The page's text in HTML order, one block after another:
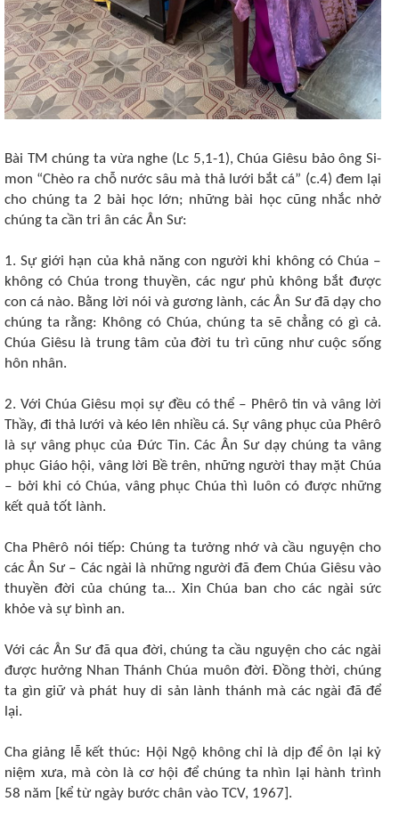
Bài TM chúng ta vừa nghe (Lc 5,1-1), Chúa Giêsu bảo ông Si-
mon “Chèo ra chỗ nước sâu mà thả lưới bắt cá” (c.4) đem lại
cho chúng ta 2 bài học lớn; những bài học cũng nhắc nhở
chúng ta cần tri ân các Ân Sư:
1. Sự giới hạn của khả năng con người khi không có Chúa ‒
không có Chúa trong thuyền, các ngư phủ không bắt được
con cá nào. Bằng lời nói và gương lành, các Ân Sư đã dạy cho
chúng ta rằng: Không có Chúa, chúng ta sẽ chẳng có gì cả.
Chúa Giêsu là trung tâm của đời tu trì cũng như cuộc sống
hôn nhân.
2. Với Chúa Giêsu mọi sự đều có thể ‒ Phêrô tin và vâng lời
Thầy, đi thả lưới và kéo lên nhiều cá. Sự vâng phục của Phêrô
là sự vâng phục của Đức Tin. Các Ân Sư dạy chúng ta vâng
phục Giáo hội, vâng lời Bề trên, những người thay mặt Chúa
‒ bởi khi có Chúa, vâng phục Chúa thì luôn có được những
kết quả tốt lành.
Cha Phêrô nói tiếp: Chúng ta tưởng nhớ và cầu nguyện cho
các Ân Sư ‒ Các ngài là những người đã đem Chúa Giêsu vào
thuyền đời của chúng ta… Xin Chúa ban cho các ngài sức
khỏe và sự bình an.
Với các Ân Sư đã qua đời, chúng ta cầu nguyện cho các ngài
được hưởng Nhan Thánh Chúa muôn đời. Đồng thời, chúng
ta gìn giữ và phát huy di sản lành thánh mà các ngài đã để
lại.
Cha giảng lễ kết thúc: Hội Ngộ không chỉ là dịp để ôn lại kỷ
niệm xưa, mà còn là cơ hội để chúng ta nhìn lại hành trình
58 năm [kể từ ngày bước chân vào TCV, 1967].